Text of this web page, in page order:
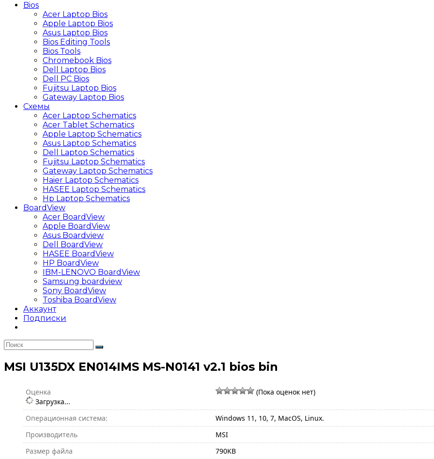
Bios
Acer Laptop Bios
Apple Laptop Bios
Asus Laptop Bios
Bios Editing Tools
Bios Tools
Chromebook Bios
Dell Laptop Bios
Dell PC Bios
Fujitsu Laptop Bios
Gateway Laptop Bios
Схемы
Acer Laptop Schematics
Acer Tablet Schematics
Apple Laptop Schematics
Asus Laptop Schematics
Dell Laptop Schematics
Fujitsu Laptop Schematics
Gateway Laptop Schematics
Haier Laptop Schematics
HASEE Laptop Schematics
Hp Laptop Schematics
BoardView
Acer BoardView
Apple BoardView
Asus Boardview
Dell BoardView
HASEE BoardView
HP BoardView
IBM-LENOVO BoardView
Samsung boardview
Sony BoardView
Toshiba BoardView
Аккаунт
Подписки
MSI U135DX EN014IMS MS-N0141 v2.1 bios bin
Оценка
(Пока оценок нет)
Загрузка...
Операционная система:
Windows 11, 10, 7, MacOS, Linux.
Производитель
MSI
Размер файла
790KB